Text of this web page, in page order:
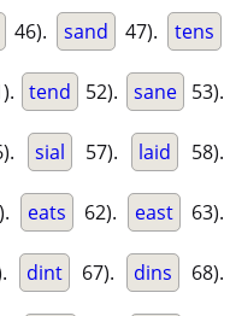
46). sand 47). tens
tend 52). sane 53).
sial 57). laid 58).
eats 62). east 63).
dint 67). dins 68).